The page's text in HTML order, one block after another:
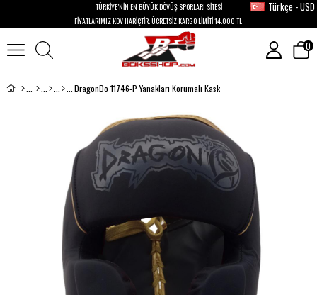
TÜRKİYE’NİN EN BÜYÜK DÖVÜŞ SPORLARI SİTESİ
FİYATLARIMIZ KDV HARİÇTİR. ÜCRETSİZ KARGO LİMİTİ 14.000 TL
Türkçe - USD
0
DragonDo 11746-P Yanakları Korumalı Kask